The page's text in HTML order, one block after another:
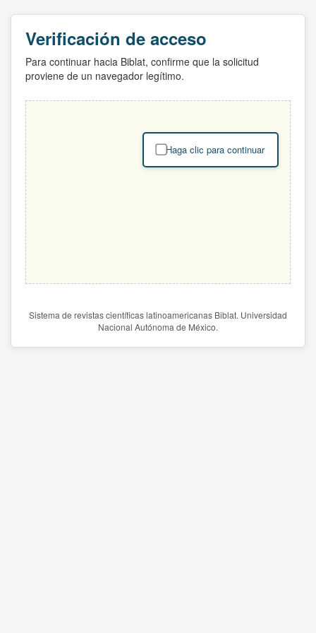
Verificación de acceso
Para continuar hacia Biblat, confirme que la solicitud
proviene de un navegador legítimo.
Haga clic para continuar
Sistema de revistas científicas latinoamericanas Biblat. Universidad
Nacional Autónoma de México.